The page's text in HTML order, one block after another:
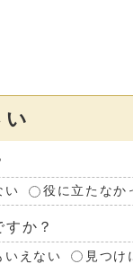
い
い 役に立たなか
か？
いえない 見つけ